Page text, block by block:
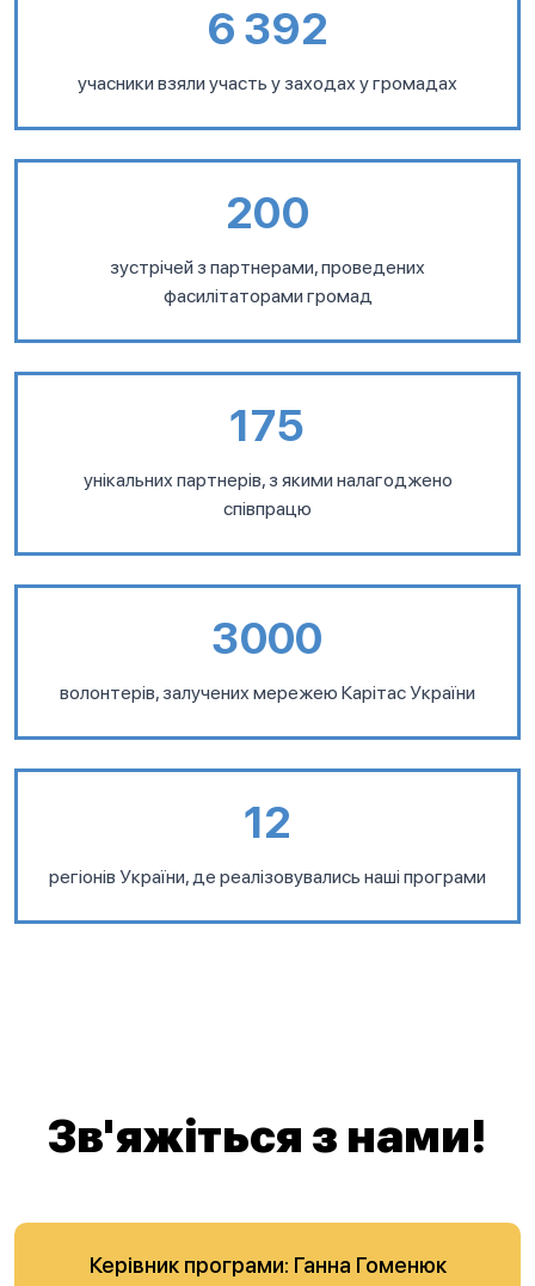
6 392
учасники взяли участь у заходах у громадах
200
зустрічей з партнерами, проведених
фасилітаторами громад
175
унікальних партнерів, з якими налагоджено
співпрацю
3000
волонтерів, залучених мережею Карітас України
12
регіонів України, де реалізовувались наші програми
Зв'яжіться з нами!
Керівник програми: Ганна Гоменюк